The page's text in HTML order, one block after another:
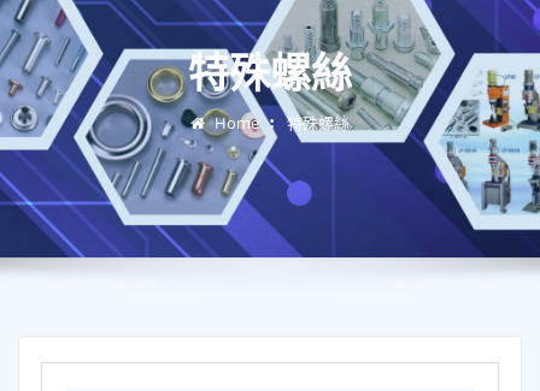
特殊螺絲
Home 特殊螺絲